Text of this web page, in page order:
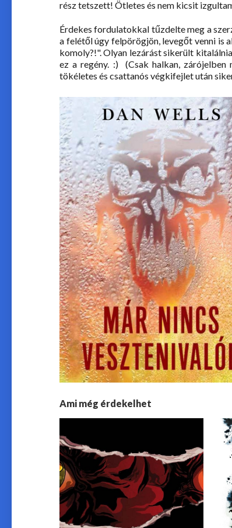
rész tetszett! Ötletes és nem kicsit
Érdekes fordulatokkal tűzdelte meg a
a felétől úgy felpörögjön, levegőt venni is
komoly?!". Olyan lezárást sikerült
ez a regény. :) (Csak halkan,
tökéletes és csattanós végkifejlet után
Ami még érdekelhet